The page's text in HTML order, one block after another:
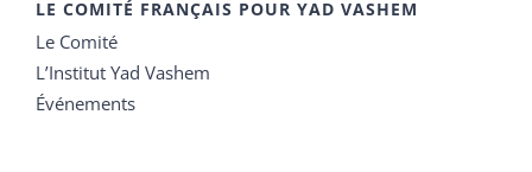
LE COMITÉ FRANÇAIS POUR YAD VASHEM
Le Comité
L’Institut Yad Vashem
Événements